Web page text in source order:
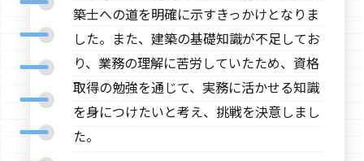
築士への道を明確に示すきっかけとなりま
した。また、建築の基礎知識が不足してお
り、業務の理解に苦労していたため、資格
取得の勉強を通じて、実務に活かせる知識
を身につけたいと考え、挑戦を決意しまし
た。